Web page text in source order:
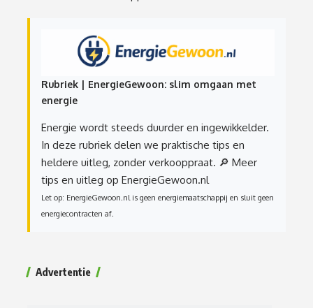
Rubriek | EnergieGewoon: slim omgaan met
energie
Energie wordt steeds duurder en ingewikkelder.
In deze rubriek delen we praktische tips en
heldere uitleg, zonder verkooppraat. 🔎 Meer
tips en uitleg op EnergieGewoon.nl
Let op: EnergieGewoon.nl is geen energiemaatschappij en sluit geen
energiecontracten af.
Advertentie